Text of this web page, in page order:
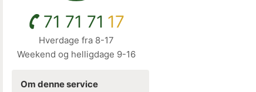
71 71 71 17
Hverdage fra 8-17
Weekend og helligdage 9-16
Om denne service